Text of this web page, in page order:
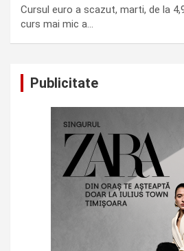
Cursul euro a scazut, marti, de la
curs mai mic a…
Publicitate